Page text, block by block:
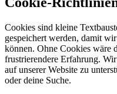
Cookies sind kleine
gespeichert werden, damit
können. Ohne Cookies wäre
frustrierendere Erfahrung.
auf unserer Website zu
oder deine Suche.